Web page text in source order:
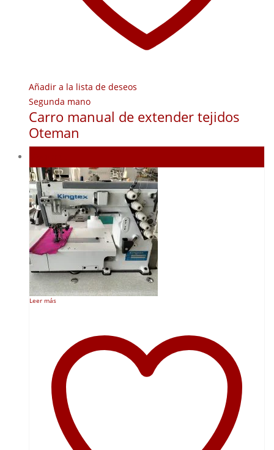
Añadir a la lista de deseos
Segunda mano
Carro manual de extender tejidos
Oteman
Leer más